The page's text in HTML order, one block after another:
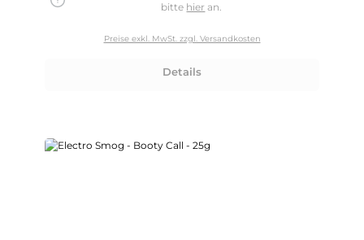
bitte hier an.
Preise exkl. MwSt. zzgl. Versandkosten
Details